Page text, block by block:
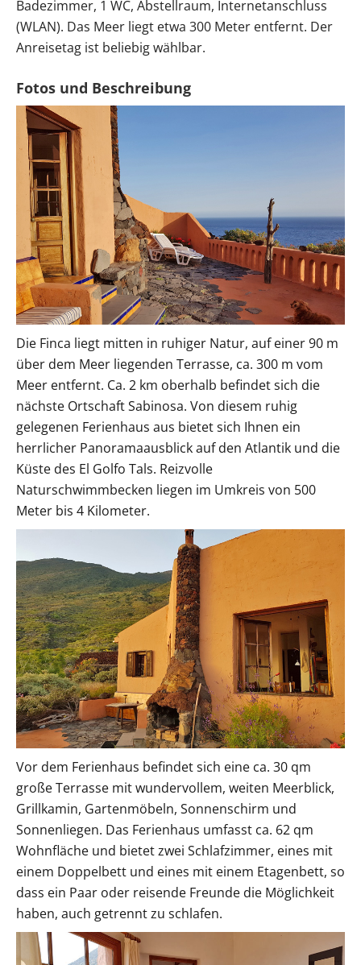
Badezimmer, 1 WC, Abstellraum, Internetanschluss
(WLAN). Das Meer liegt etwa 300 Meter entfernt. Der
Anreisetag ist beliebig wählbar.
Die Finca liegt mitten in ruhiger Natur, auf einer 90 m
über dem Meer liegenden Terrasse, ca. 300 m vom
Meer entfernt. Ca. 2 km oberhalb befindet sich die
nächste Ortschaft Sabinosa. Von diesem ruhig
gelegenen Ferienhaus aus bietet sich Ihnen ein
herrlicher Panoramaausblick auf den Atlantik und die
Küste des El Golfo Tals. Reizvolle
Naturschwimmbecken liegen im Umkreis von 500
Meter bis 4 Kilometer.
Vor dem Ferienhaus befindet sich eine ca. 30 qm
große Terrasse mit wundervollem, weiten Meerblick,
Grillkamin, Gartenmöbeln, Sonnenschirm und
Sonnenliegen. Das Ferienhaus umfasst ca. 62 qm
Wohnfläche und bietet zwei Schlafzimmer, eines mit
einem Doppelbett und eines mit einem Etagenbett, so
dass ein Paar oder reisende Freunde die Möglichkeit
haben, auch getrennt zu schlafen.